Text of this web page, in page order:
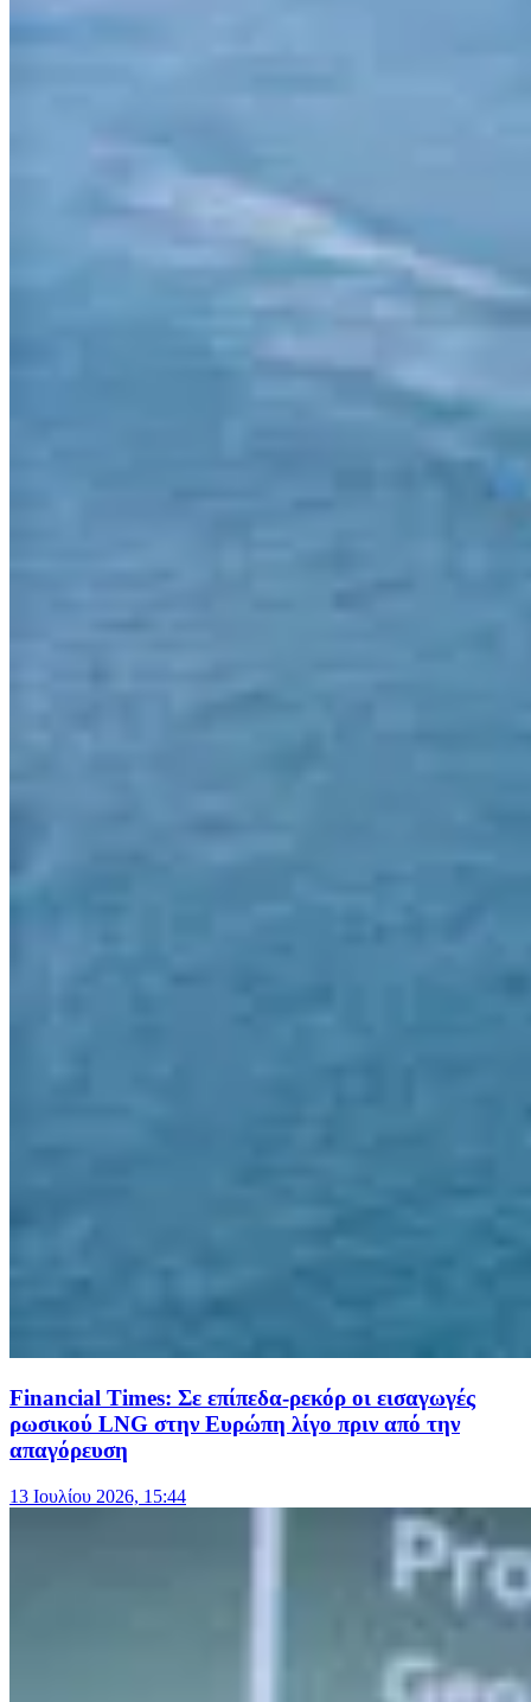
Financial Times: Σε επίπεδα-ρεκόρ οι εισαγωγές
ρωσικού LNG στην Ευρώπη λίγο πριν από την
απαγόρευση
13 Ιουλίου 2026, 15:44